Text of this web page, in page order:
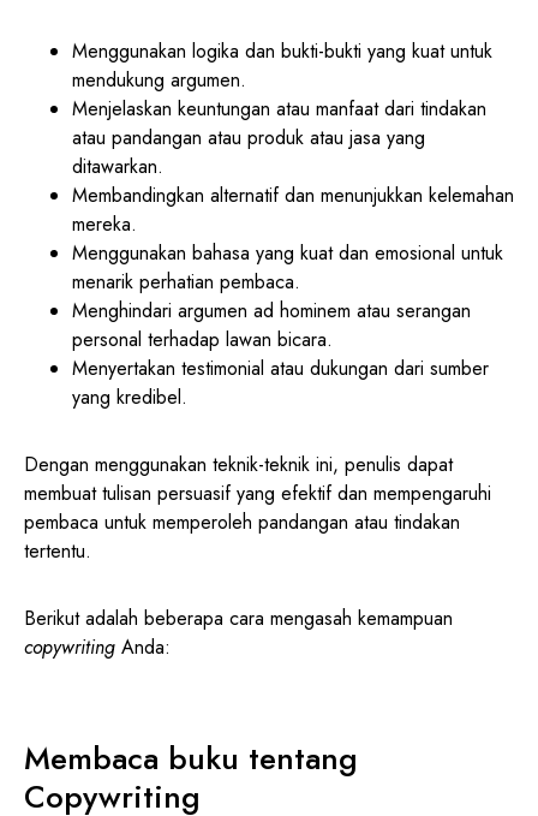
Menggunakan logika dan bukti-bukti yang kuat untuk
mendukung argumen.
Menjelaskan keuntungan atau manfaat dari tindakan
atau pandangan atau produk atau jasa yang
ditawarkan.
Membandingkan alternatif dan menunjukkan kelemahan
mereka.
Menggunakan bahasa yang kuat dan emosional untuk
menarik perhatian pembaca.
Menghindari argumen ad hominem atau serangan
personal terhadap lawan bicara.
Menyertakan testimonial atau dukungan dari sumber
yang kredibel.
Dengan menggunakan teknik-teknik ini, penulis dapat
membuat tulisan persuasif yang efektif dan mempengaruhi
pembaca untuk memperoleh pandangan atau tindakan
tertentu.
Berikut adalah beberapa cara mengasah kemampuan
copywriting Anda:
Membaca buku tentang
Copywriting